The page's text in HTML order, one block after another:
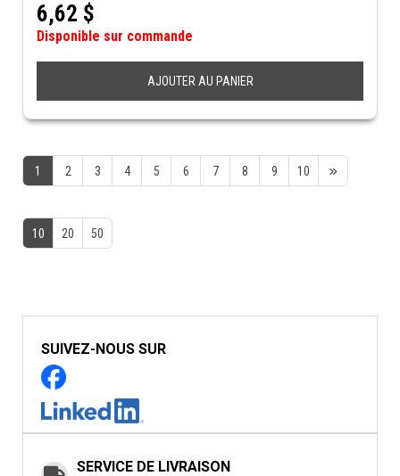
6,62 $
Disponible sur commande
AJOUTER AU PANIER
1 2 3 4 5 6 7 8 9 10
10 20 50
SUIVEZ-NOUS SUR
SERVICE DE LIVRAISON